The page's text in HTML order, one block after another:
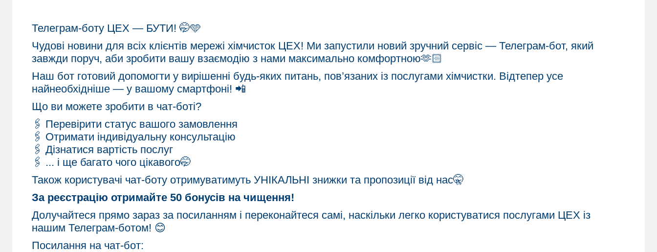
Телеграм-боту ЦЕХ — БУТИ! 🤭🩵
Чудові новини для всіх клієнтів мережі хімчисток ЦЕХ! Ми запустили новий зручний сервіс — Телеграм-бот, який
завжди поруч, аби зробити вашу взаємодію з нами максимально комфортною🫶🏻
Наш бот готовий допомогти у вирішенні будь-яких питань, пов’язаних із послугами хімчистки. Відтепер усе
найнеобхідніше — у вашому смартфоні! 📲
Що ви можете зробити в чат-боті?
🖇️ Перевірити статус вашого замовлення
🖇️ Отримати індивідуальну консультацію
🖇️ Дізнатися вартість послуг
🖇️ ... і ще багато чого цікавого🤭
Також користувачі чат-боту отримуватимуть УНІКАЛЬНІ знижки та пропозиції від нас🤫
За реєстрацію отримайте 50 бонусів на чищення!
Долучайтеся прямо зараз за посиланням і переконайтеся самі, наскільки легко користуватися послугами ЦЕХ із
нашим Телеграм-ботом! 😊
Посилання на чат-бот: